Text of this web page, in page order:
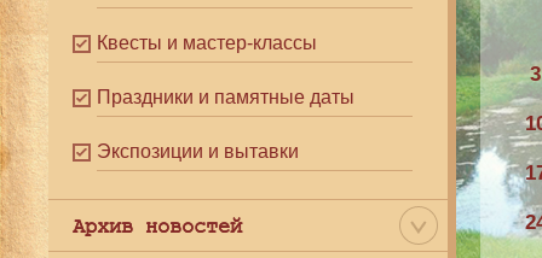
Квесты и мастер-классы
Праздники и памятные даты
Экспозиции и вытавки
Архив новостей
3